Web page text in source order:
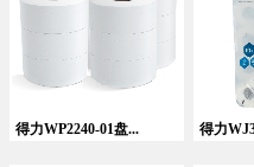
得力WP2240-01盘... 得力